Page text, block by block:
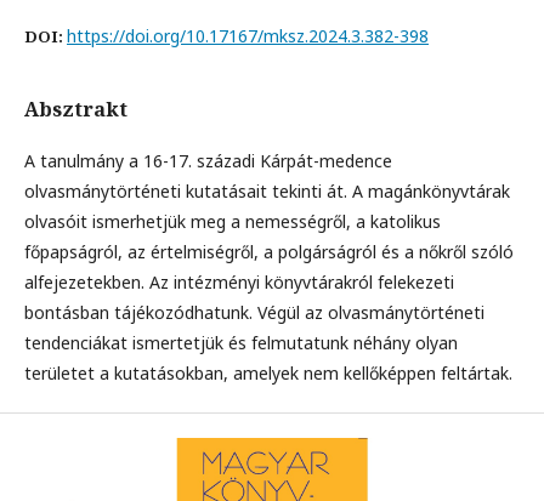
DOI: https://doi.org/10.17167/mksz.2024.3.382-398
Absztrakt
A tanulmány a 16-17. századi Kárpát-medence
olvasmánytörténeti kutatásait tekinti át. A magánkönyvtárak
olvasóit ismerhetjük meg a nemességről, a katolikus
főpapságról, az értelmiségről, a polgárságról és a nőkről szóló
alfejezetekben. Az intézményi könyvtárakról felekezeti
bontásban tájékozódhatunk. Végül az olvasmánytörténeti
tendenciákat ismertetjük és felmutatunk néhány olyan
területet a kutatásokban, amelyek nem kellőképpen feltártak.